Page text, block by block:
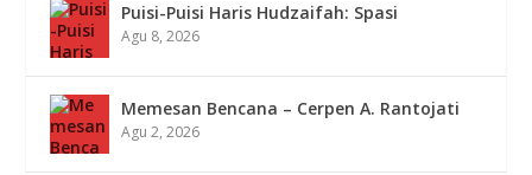
Puisi-Puisi Haris Hudzaifah: Spasi
Agu 8, 2026
Memesan Bencana – Cerpen A. Rantojati
Agu 2, 2026